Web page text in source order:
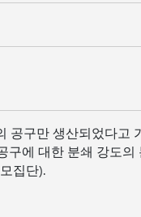
공구만 생산되었다고
구에 대한 분쇄 강도의
집단).